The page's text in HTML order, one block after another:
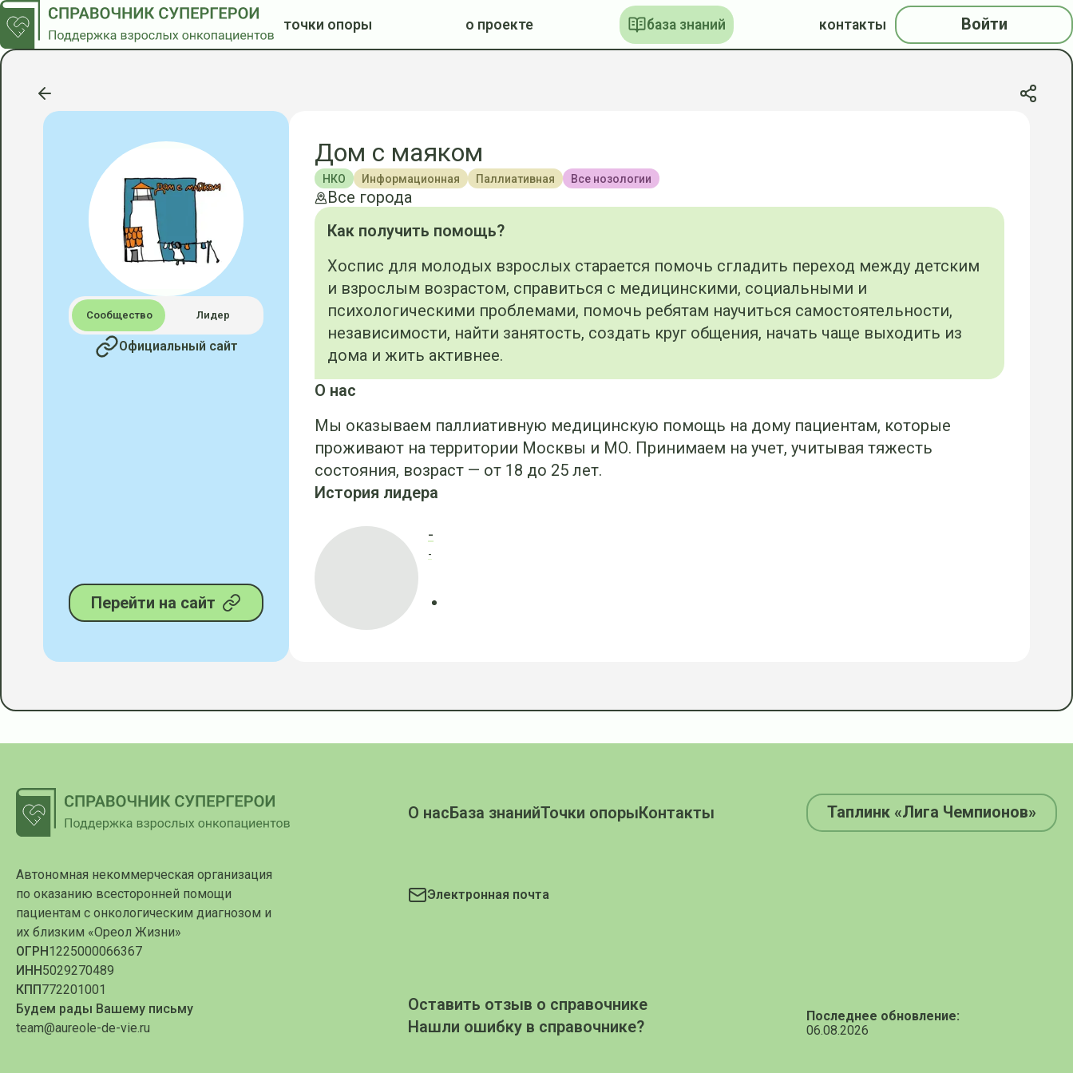
точки опоры о проекте база знаний контакты Войти
Сообщество Лидер
Официальный сайт
Перейти на сайт
Дом с маяком
НКО Информационная Паллиативная Все нозологии
Все города
Как получить помощь?
Хоспис для молодых взрослых старается помочь сгладить переход между детским
и взрослым возрастом, справиться с медицинскими, социальными и
психологическими проблемами, помочь ребятам научиться самостоятельности,
независимости, найти занятость, создать круг общения, начать чаще выходить из
дома и жить активнее.
О нас
Мы оказываем паллиативную медицинскую помощь на дому пациентам, которые
проживают на территории Москвы и МО. Принимаем на учет, учитывая тяжесть
состояния, возраст — от 18 до 25 лет.
История лидера
-
-
Последнее обновление:
06.08.2026
Оставить отзыв о справочнике
Нашли ошибку в справочнике?
Автономная некоммерческая организация
по оказанию всесторонней помощи
пациентам с онкологическим диагнозом и
их близким «Ореол Жизни»
ОГРН 1225000066367
ИНН 5029270489
КПП 772201001
Будем рады Вашему письму
team@aureole-de-vie.ru
О насБаза знанийТочки опорыКонтакты Таплинк «Лига Чемпионов»
Электронная почта